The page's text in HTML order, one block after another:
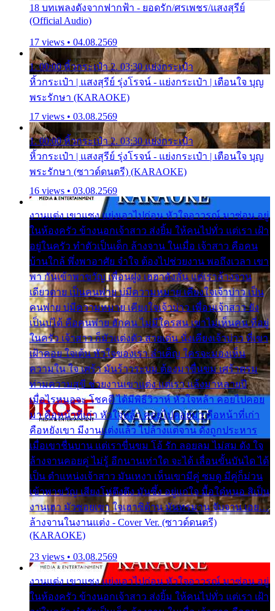
18 บทเพลงดังจากฟากฟ้า - ยอดรัก/ศรเพชร/แสงสุรีย์
(Official Audio)
17 views • 04.08.2569
1. 00:00 หิ้วกระเป๋า 2. 03:30 แย่งกระเป๋า
หิ้วกระเป๋า | แสงสุรีย์ รุ่งโรจน์ - แย่งกระเป๋า | เตือนใจ บุญ
พระรักษา (KARAOKE)
17 views • 03.08.2569
1. 00:00 หิ้วกระเป๋า 2. 03:30 แย่งกระเป๋า
หิ้วกระเป๋า | แสงสุรีย์ รุ่งโรจน์ - แย่งกระเป๋า | เตือนใจ บุญ
พระรักษา (ซาวด์ดนตรี) (KARAOKE)
16 views • 03.08.2569
งานแต่ง เขาแซง แย่งเอาไปก่อน หัวใจอาวรณ์ มาซ่อน อยู่
ในห้องครัว ข้างนอกเจ้าสาว ส่งยิ้ม ให้คนไปทั่ว แต่เรา เฝ้า
อยู่ในครัว ทำตัวเป็นเด็ก ล้างจาน ในเมื่อ เจ้าสาว คือคน
บ้านใกล้ พึ่งพาอาศัย จำใจ ต้องไปช่วยงาน พอถึงเวลา เขา
พา กันเข้าพาขวัญ เพื่อนฝูง เฮฮาดังลั่น แต่เราล้างจาน
เดียวดาย เป็นคนพ่าย บ่มีความหมาย เคียงใจเจ้าบ่าว เป็น
คนพ่าย บ่มีความหมาย เคียงใจเจ้าบ่าว เพื่อนเจ้าสาว ยัง
เป็นบ่ได้ คือคนพ่าย ฮักคน ไม่มีใครสน เขาไม่เห็นคน ที่อยู่
ในครัว เจ้าสาว ก็มัวแต่งตัว สวยเด่น นั่งเคียงเจ้าบ่าว ที่เขา
เฝ้าคอย ใจเต้น หัวใจของเรา ลำเค็ญ ใครจะมองเห็น
ความใน ใจ เศร้า มันร้าวระบม ต้องมาขื่นขม เศร้าตรม
ท่ามความสุขี ช่วยงานเขาแต่ง แต่เรา แล้งมาหลายปี
เมื่อไรหนอจะ โชคดี ได้มีพิธีวิวาห์ หัวใจหล้า คอยไปคอย
มา คือหน้าที่เก่า หัวใจหล้า คอยไปคอยมา คือหน้าที่เก่า
คือหยังเขา มีงานแต่งแล้ว ไปล้างแต่จาน ดั่งถูกประหาร
เมื่อเขาชื่นบาน แต่เราขื่นขม โอ้ รัก ลอยลม ไม่สม ดัง ใจ
ล้างจานคอยคู่ ไม่รู้ อีกนานเท่าใด จะได้ เลื่อนขั้นบันได ได้
เป็น ตำแหน่งเจ้าสาว มันเหงา เห็นเขามีคู่ ซมดู มีคู่ก็ม่วน
เข้าพาขวัญ เสียงโห่ตึงตึง มันซึ้ง อยู่แก่ใจ มื้อใด๋หนอ สิเป็น
งานเฮา มัวซอยเขา ใจเฮาซิด้าน มันทรมาน จับจาน เอย…
ล้างจานในงานแต่ง - Cover Ver. (ซาวด์ดนตรี)
(KARAOKE)
23 views • 03.08.2569
งานแต่ง เขาแซง แย่งเอาไปก่อน หัวใจอาวรณ์ มาซ่อน อยู่
ในห้องครัว ข้างนอกเจ้าสาว ส่งยิ้ม ให้คนไปทั่ว แต่เรา เฝ้า